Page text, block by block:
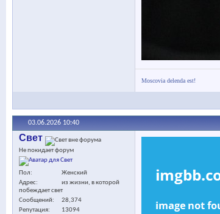
Moscovia delenda est!
03.06.2026 10:40
Cвет
Не покидает форум
Пол
Женский
Адрес
из жизни, в которой
побеждает свет
Сообщений
28,374
Репутация
13094